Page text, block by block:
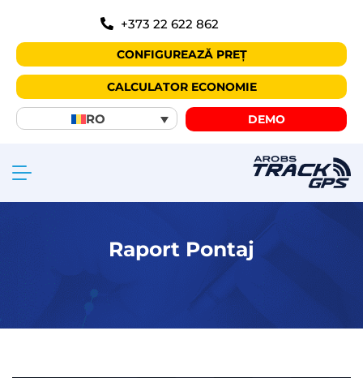
+373 22 622 862
CONFIGUREAZĂ PREȚ
CALCULATOR ECONOMIE
RO DEMO
Raport Pontaj